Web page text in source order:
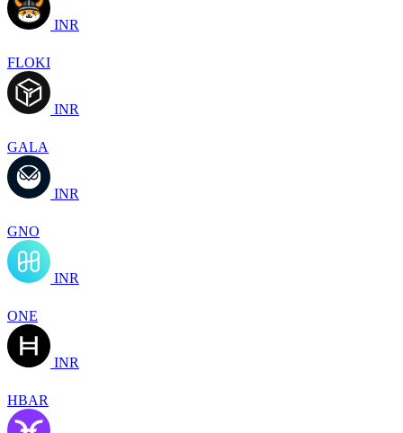
INR
FLOKI
INR
GALA
INR
GNO
INR
ONE
INR
HBAR